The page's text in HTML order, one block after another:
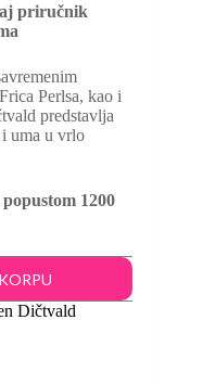
priručnik
Perlsa, kao i
predstavlja
uma u vrlo
popustom 1200
Dičtvald